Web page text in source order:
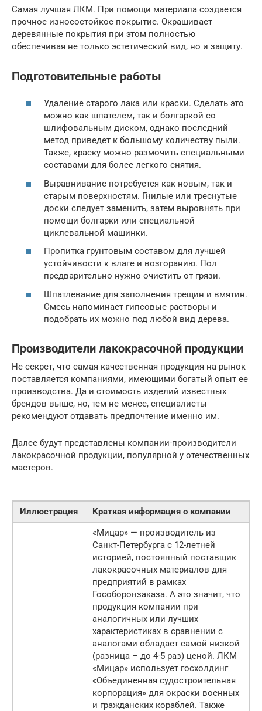
Самая лучшая ЛКМ. При помощи материала создается
прочное износостойкое покрытие. Окрашивает
деревянные покрытия при этом полностью
обеспечивая не только эстетический вид, но и защиту.
Подготовительные работы
Удаление старого лака или краски. Сделать это
можно как шпателем, так и болгаркой со
шлифовальным диском, однако последний
метод приведет к большому количеству пыли.
Также, краску можно размочить специальными
составами для более легкого снятия.
Выравнивание потребуется как новым, так и
старым поверхностям. Гнилые или треснутые
доски следует заменить, затем выровнять при
помощи болгарки или специальной
циклевальной машинки.
Пропитка грунтовым составом для лучшей
устойчивости к влаге и возгоранию. Пол
предварительно нужно очистить от грязи.
Шпатлевание для заполнения трещин и вмятин.
Смесь напоминает гипсовые растворы и
подобрать их можно под любой вид дерева.
Производители лакокрасочной продукции
Не секрет, что самая качественная продукция на рынок
поставляется компаниями, имеющими богатый опыт ее
производства. Да и стоимость изделий известных
брендов выше, но, тем не менее, специалисты
рекомендуют отдавать предпочтение именно им.
Далее будут представлены компании-производители
лакокрасочной продукции, популярной у отечественных
мастеров.
Иллюстрация
Краткая информация о компании
«Мицар» — производитель из
Санкт-Петербурга с 12-летней
историей, постоянный поставщик
лакокрасочных материалов для
предприятий в рамках
Гособоронзаказа. А это значит, что
продукция компании при
аналогичных или лучших
характеристиках в сравнении с
аналогами обладает самой низкой
(разница – до 4-5 раз) ценой. ЛКМ
«Мицар» использует госхолдинг
«Объединенная судостроительная
корпорация» для окраски военных
и гражданских кораблей. Также